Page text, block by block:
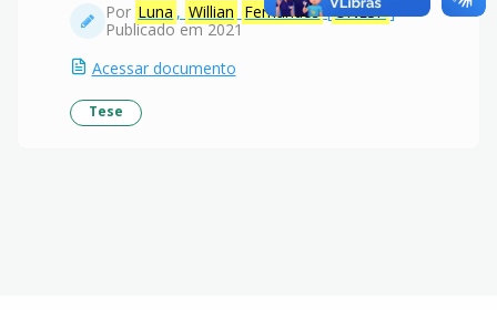
Por Luna , Willian Fernandes[UNESP]
Publicado em 2021
Acessar documento
Tese